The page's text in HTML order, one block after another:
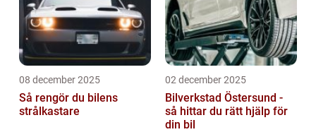
08 december 2025
Så rengör du bilens
strålkastare
02 december 2025
Bilverkstad Östersund -
så hittar du rätt hjälp för
din bil